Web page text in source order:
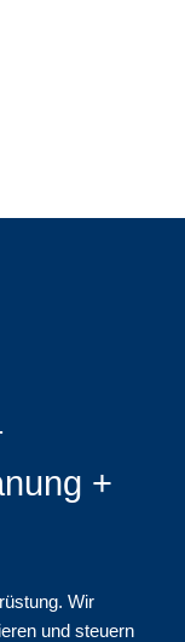
+
Wir
und steuern